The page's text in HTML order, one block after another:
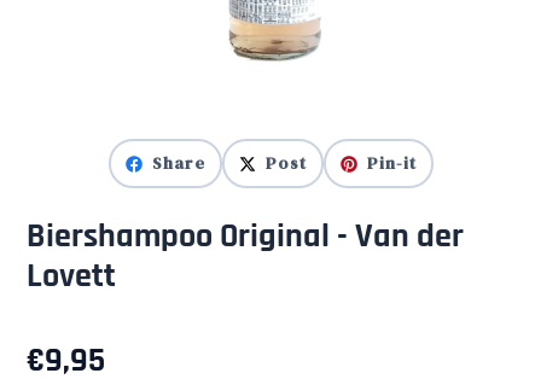
Share Post Pin-it
Biershampoo Original - Van der
Lovett
€9,95